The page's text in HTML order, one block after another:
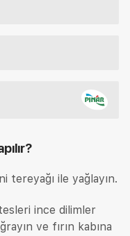
tereyağı ile yağlayın.
ince dilimler
ve fırın kabına